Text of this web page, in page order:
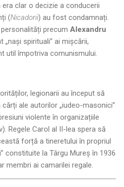
era clar o decizie a conducerii
(Nicadorii) au fost condamnați.
precum Alexandru
„nași spirituali” ai mișcării,
util împotriva comunismului.
legionarii au început să
ale autorilor „iudeo-masonici”
violente în organizațiile
Regele Carol al II-lea spera să
forță a tineretului în propriul
constituite la Târgu Mureș în 1936
membri ai camarilei regale.